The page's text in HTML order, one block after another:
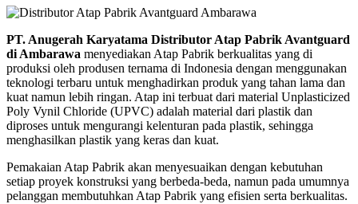
PT. Anugerah Karyatama Distributor Atap Pabrik Avantguard
di Ambarawa menyediakan Atap Pabrik berkualitas yang di
produksi oleh produsen ternama di Indonesia dengan menggunakan
teknologi terbaru untuk menghadirkan produk yang tahan lama dan
kuat namun lebih ringan. Atap ini terbuat dari material Unplasticized
Poly Vynil Chloride (UPVC) adalah material dari plastik dan
diproses untuk mengurangi kelenturan pada plastik, sehingga
menghasilkan plastik yang keras dan kuat.
Pemakaian Atap Pabrik akan menyesuaikan dengan kebutuhan
setiap proyek konstruksi yang berbeda-beda, namun pada umumnya
pelanggan membutuhkan Atap Pabrik yang efisien serta berkualitas.